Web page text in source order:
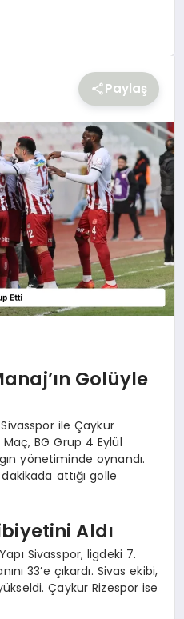
Paylaş
Golüyle
ile Çaykur
Maç, BG Grup 4 Eylül
yönetiminde oynandı.
attığı golle
Aldı
Yapı Sivasspor, ligdeki 7.
33’e çıkardı. Sivas ekibi,
Çaykur Rizespor ise